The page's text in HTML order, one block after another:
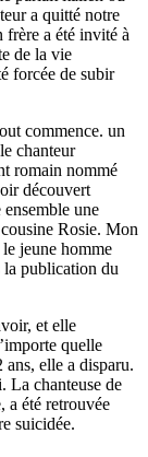
a quitté notre
frère a été invité à
de la vie
forcée de subir
commence. un
chanteur
romain nommé
découvert
ensemble une
Rosie. Mon
jeune homme
la publication du
et elle
quelle
elle a disparu.
La chanteuse de
a été retrouvée
suicidée.